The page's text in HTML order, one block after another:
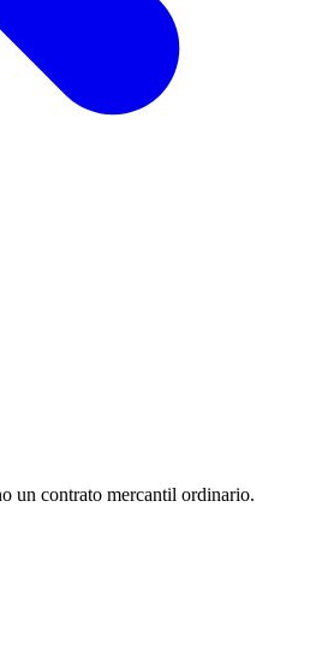
un contrato mercantil ordinario.